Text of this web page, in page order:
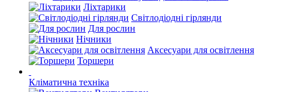
Ліхтарики
Світлодіодні гірлянди
Для рослин
Нічники
Аксесуари для освітлення
Торшери
Кліматична техніка